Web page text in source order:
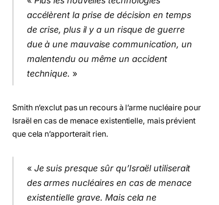
accélèrent la prise de décision en temps
de crise, plus il y a un risque de guerre
due à une mauvaise communication, un
malentendu ou même un accident
technique. »
Smith n’exclut pas un recours à l’arme nucléaire pour
Israël en cas de menace existentielle, mais prévient
que cela n’apporterait rien.
« Je suis presque sûr qu’Israël utiliserait
des armes nucléaires en cas de menace
existentielle grave. Mais cela ne